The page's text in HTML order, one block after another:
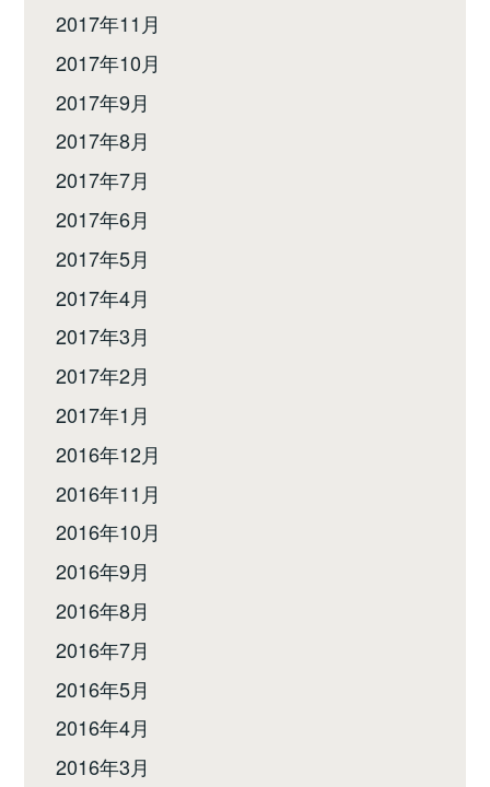
2017年11月
2017年10月
2017年9月
2017年8月
2017年7月
2017年6月
2017年5月
2017年4月
2017年3月
2017年2月
2017年1月
2016年12月
2016年11月
2016年10月
2016年9月
2016年8月
2016年7月
2016年5月
2016年4月
2016年3月